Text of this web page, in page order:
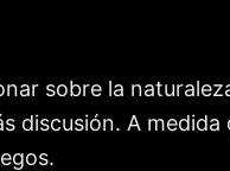
sobre la
discusión. A